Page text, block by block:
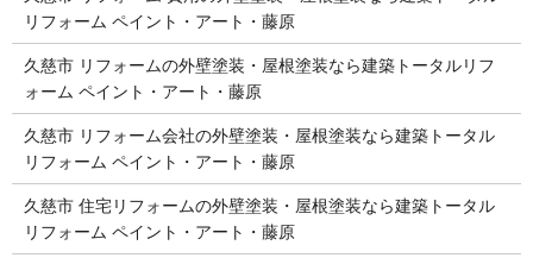
リフォーム ペイント・アート・藤原
久慈市 リフォームの外壁塗装・屋根塗装なら建築トータルリフ
ォーム ペイント・アート・藤原
久慈市 リフォーム会社の外壁塗装・屋根塗装なら建築トータル
リフォーム ペイント・アート・藤原
久慈市 住宅リフォームの外壁塗装・屋根塗装なら建築トータル
リフォーム ペイント・アート・藤原